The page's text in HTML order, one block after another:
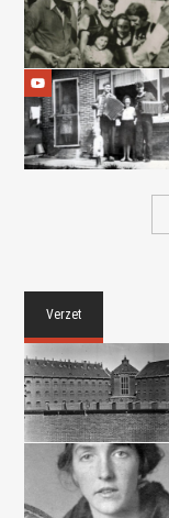
Verzet